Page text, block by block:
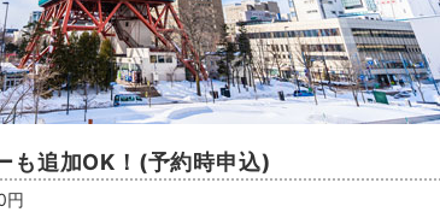
も追加OK！(予約時申込)